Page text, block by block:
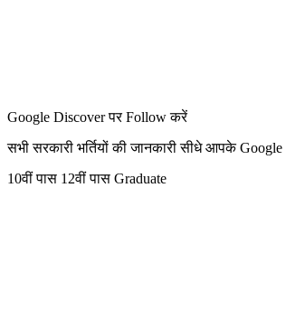
Google Discover पर Follow करें
सभी सरकारी भर्तियों की जानकारी सीधे आपके Google
10वीं पास 12वीं पास Graduate